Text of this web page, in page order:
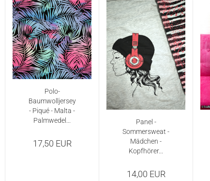
Polo-
Baumwolljersey
- Piqué - Malta -
Palmwedel...
17,50 EUR
Panel -
Sommersweat -
Mädchen -
Kopfhörer...
14,00 EUR